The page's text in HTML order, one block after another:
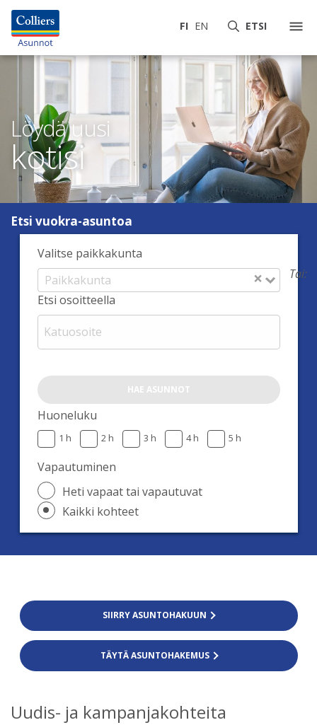
FI EN ETSI
Löydä uusi
kotisi
Etsi vuokra-asuntoa
Valitse paikkakunta
×
Tai:
Etsi osoitteella
HAE ASUNNOT
Huoneluku
1 h 2 h 3 h 4 h 5 h
Vapautuminen
Heti vapaat tai vapautuvat
Kaikki kohteet
SIIRRY ASUNTOHAKUUN
TÄYTÄ ASUNTOHAKEMUS
Uudis- ja kampanjakohteita